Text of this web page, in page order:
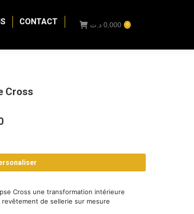
CONTACT 0,000 د.ت 0
Cross
Plage
prix :
0,000 د.ت
2200,000 د.ت
Cross une transformation intérieure
de sellerie sur mesure